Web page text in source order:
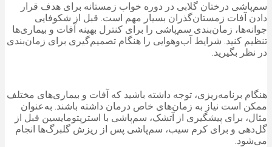
سم‌پاشی درختان گلابی در دوره خواب زمستانه برای هدف قرار
دادن آفات زمستان‌گذران بسیار مهم است. قبل از شکوفایی
جوانه‌ها، زمان‌بندی سم‌پاشی را برای کنترل بهینه آفات و بیماری‌ها
تنظیم کنید. شرایط آب‌وهوایی را هنگام تصمیم‌گیری برای زمان‌بندی
در نظر بگیرید.
هنگام برنامه‌ریزی، توجه داشته باشید که آفات و بیماری‌های مختلف
ممکن است نیاز به زمان‌های خاص درمان داشته باشند. به‌عنوان
مثال، برای پیشگیری از آتشک، سم‌پاشی با استرپتومایسین قبل از
گل‌دهی و برای کرم سیب، سم‌پاشی پس از ریزش گلبرگ‌ها انجام
می‌شود.